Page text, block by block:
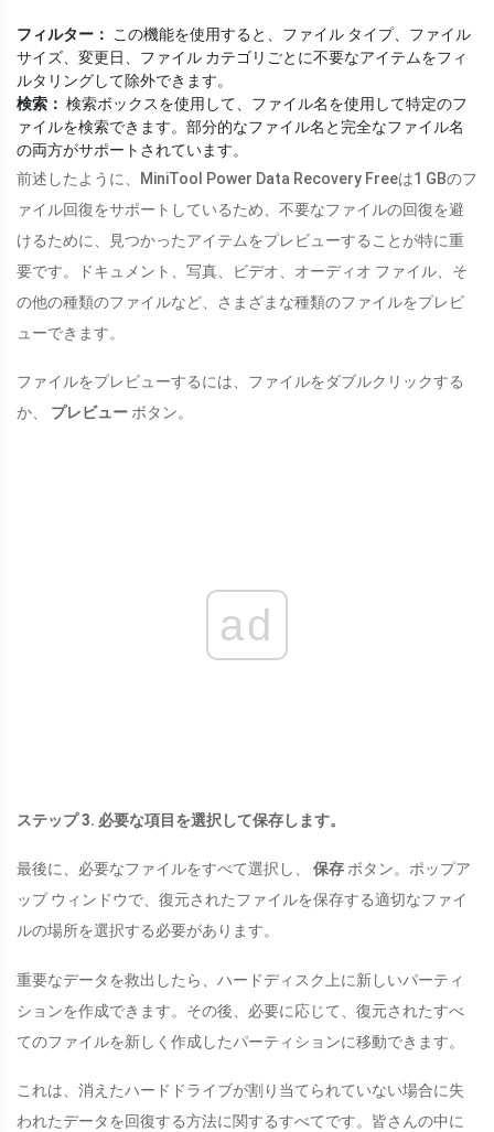
フィルター：
この機能を使用すると、ファイル タイプ、ファイル
サイズ、変更日、ファイル カテゴリごとに不要なアイテムをフィ
ルタリングして除外できます。
検索： 検索ボックスを使用して、ファイル名を使用して特定のフ
ァイルを検索できます。部分的なファイル名と完全なファイル名
の両方がサポートされています。
前述したように、MiniTool Power Data Recovery Freeは1 GBのフ
ァイル回復をサポートしているため、不要なファイルの回復を避
けるために、見つかったアイテムをプレビューすることが特に重
要です。ドキュメント、写真、ビデオ、オーディオ ファイル、そ
の他の種類のファイルなど、さまざまな種類のファイルをプレビ
ューできます。
ファイルをプレビューするには、ファイルをダブルクリックする
か、 プレビュー ボタン。
ad
ステップ 3. 必要な項目を選択して保存します。
最後に、必要なファイルをすべて選択し、 保存 ボタン。ポップア
ップ ウィンドウで、復元されたファイルを保存する適切なファイ
ルの場所を選択する必要があります。
重要なデータを救出したら、ハードディスク上に新しいパーティ
ションを作成できます。その後、必要に応じて、復元されたすべ
てのファイルを新しく作成したパーティションに移動できます。
これは、消えたハードドライブが割り当てられていない場合に失
われたデータを回復する方法に関するすべてです。皆さんの中に